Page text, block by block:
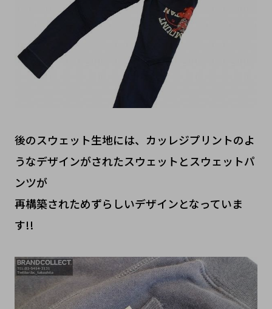
後のスウェット生地には、カッレジプリントのよ
うなデザインがされたスウェットとスウェットパ
ンツが
再構築されためずらしいデザインとなっていま
す!!